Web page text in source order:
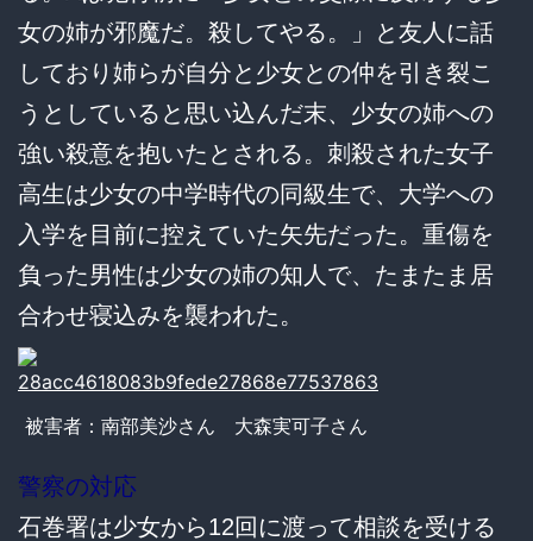
女の姉が邪魔だ。殺してやる。」と友人に話
しており姉らが自分と少女との仲を引き裂こ
うとしていると思い込んだ末、少女の姉への
強い殺意を抱いたとされる。刺殺された女子
高生は少女の中学時代の同級生で、大学への
入学を目前に控えていた矢先だった。重傷を
負った男性は少女の姉の知人で、たまたま居
合わせ寝込みを襲われた。
被害者：南部美沙さん 大森実可子さん
警察の対応
石巻署は少女から12回に渡って相談を受ける